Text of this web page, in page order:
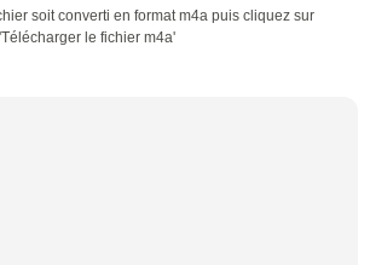
soit converti en format m4a puis cliquez sur
'Télécharger le fichier m4a'